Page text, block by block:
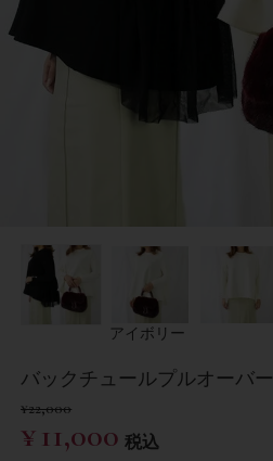
アイボリー
バックチュールプルオーバー
¥22,000
¥11,000 税込